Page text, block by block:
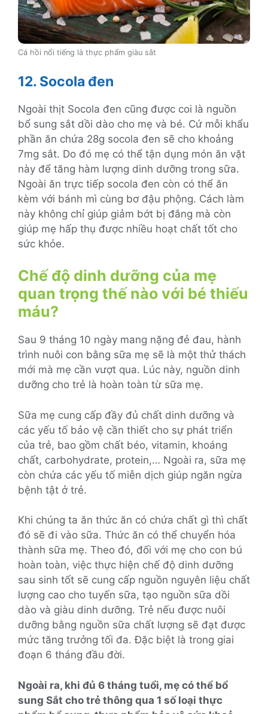
Cá hồi nổi tiếng là thực phẩm giàu sắt
12. Socola đen
Ngoài thịt Socola đen cũng được coi là nguồn
bổ sung sắt dồi dào cho mẹ và bé. Cứ mỗi khẩu
phần ăn chứa 28g socola đen sẽ cho khoảng
7mg sắt. Do đó mẹ có thể tận dụng món ăn vặt
này để tăng hàm lượng dinh dưỡng trong sữa.
Ngoài ăn trực tiếp socola đen còn có thể ăn
kèm với bánh mì cùng bơ đậu phộng. Cách làm
này không chỉ giúp giảm bớt bị đắng mà còn
giúp mẹ hấp thụ được nhiều hoạt chất tốt cho
sức khỏe.
Chế độ dinh dưỡng của mẹ
quan trọng thế nào với bé thiếu
máu?
Sau 9 tháng 10 ngày mang nặng đẻ đau, hành
trình nuôi con bằng sữa mẹ sẽ là một thử thách
mới mà mẹ cần vượt qua. Lúc này, nguồn dinh
dưỡng cho trẻ là hoàn toàn từ sữa mẹ.
Sữa mẹ cung cấp đầy đủ chất dinh dưỡng và
các yếu tố bảo vệ cần thiết cho sự phát triển
của trẻ, bao gồm chất béo, vitamin, khoáng
chất, carbohydrate, protein,… Ngoài ra, sữa mẹ
còn chứa các yếu tố miễn dịch giúp ngăn ngừa
bệnh tật ở trẻ.
Khi chúng ta ăn thức ăn có chứa chất gì thì chất
đó sẽ đi vào sữa. Thức ăn có thể chuyển hóa
thành sữa mẹ. Theo đó, đối với mẹ cho con bú
hoàn toàn, việc thực hiện chế độ dinh dưỡng
sau sinh tốt sẽ cung cấp nguồn nguyên liệu chất
lượng cao cho tuyến sữa, tạo nguồn sữa dồi
dào và giàu dinh dưỡng. Trẻ nếu được nuôi
dưỡng bằng nguồn sữa chất lượng sẽ đạt được
mức tăng trưởng tối đa. Đặc biệt là trong giai
đoạn 6 tháng đầu đời.
Ngoài ra, khi đủ 6 tháng tuổi, mẹ có thể bổ
sung Sắt cho trẻ thông qua 1 số loại thực